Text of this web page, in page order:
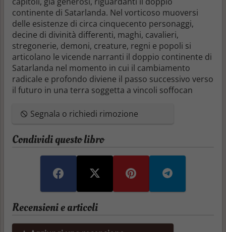
continente di Satarlanda. Nel vorticoso muoversi
delle esistenze di circa cinquecento personaggi,
decine di divinità differenti, maghi, cavalieri,
stregonerie, demoni, creature, regni e popoli si
articolano le vicende narranti il doppio continente di
Satarlanda nel momento in cui il cambiamento
radicale e profondo diviene il passo successivo verso
il futuro in una terra soggetta a vincoli soffocan
Segnala o richiedi rimozione
Condividi questo libro
Recensioni e articoli